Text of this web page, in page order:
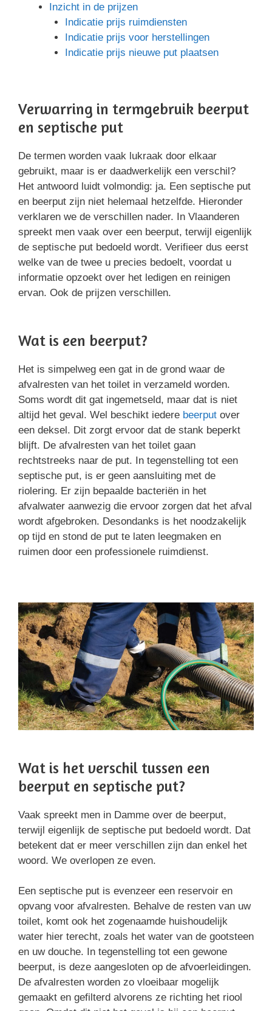
Inzicht in de prijzen
Indicatie prijs ruimdiensten
Indicatie prijs voor herstellingen
Indicatie prijs nieuwe put plaatsen
Verwarring in termgebruik beerput
en septische put
De termen worden vaak lukraak door elkaar
gebruikt, maar is er daadwerkelijk een verschil?
Het antwoord luidt volmondig: ja. Een septische put
en beerput zijn niet helemaal hetzelfde. Hieronder
verklaren we de verschillen nader. In Vlaanderen
spreekt men vaak over een beerput, terwijl eigenlijk
de septische put bedoeld wordt. Verifieer dus eerst
welke van de twee u precies bedoelt, voordat u
informatie opzoekt over het ledigen en reinigen
ervan. Ook de prijzen verschillen.
Wat is een beerput?
Het is simpelweg een gat in de grond waar de
afvalresten van het toilet in verzameld worden.
Soms wordt dit gat ingemetseld, maar dat is niet
altijd het geval. Wel beschikt iedere beerput over
een deksel. Dit zorgt ervoor dat de stank beperkt
blijft. De afvalresten van het toilet gaan
rechtstreeks naar de put. In tegenstelling tot een
septische put, is er geen aansluiting met de
riolering. Er zijn bepaalde bacteriën in het
afvalwater aanwezig die ervoor zorgen dat het afval
wordt afgebroken. Desondanks is het noodzakelijk
op tijd en stond de put te laten leegmaken en
ruimen door een professionele ruimdienst.
Wat is het verschil tussen een
beerput en septische put?
Vaak spreekt men in Damme over de beerput,
terwijl eigenlijk de septische put bedoeld wordt. Dat
betekent dat er meer verschillen zijn dan enkel het
woord. We overlopen ze even.
Een septische put is evenzeer een reservoir en
opvang voor afvalresten. Behalve de resten van uw
toilet, komt ook het zogenaamde huishoudelijk
water hier terecht, zoals het water van de gootsteen
en uw douche. In tegenstelling tot een gewone
beerput, is deze aangesloten op de afvoerleidingen.
De afvalresten worden zo vloeibaar mogelijk
gemaakt en gefilterd alvorens ze richting het riool